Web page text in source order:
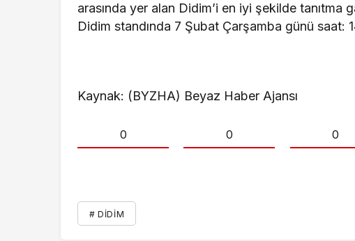
arasında yer alan Didim’i en iyi şekilde
Didim standında 7 Şubat Çarşamba günü saat:
Kaynak: (BYZHA) Beyaz Haber Ajansı
0 0 0
# DIDIM